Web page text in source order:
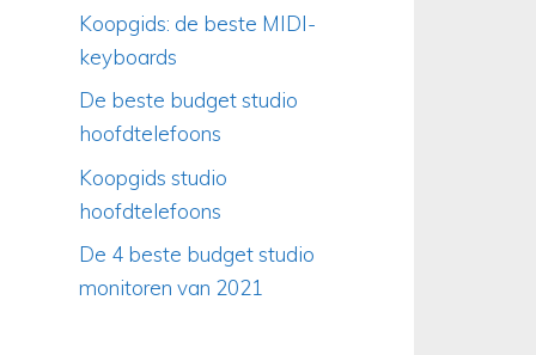
Koopgids: de beste MIDI-
keyboards
De beste budget studio
hoofdtelefoons
Koopgids studio
hoofdtelefoons
De 4 beste budget studio
monitoren van 2021